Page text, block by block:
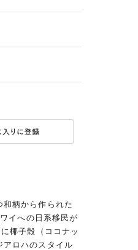
柄から作られた
イへの日系移民が
椰子殻（ココナッ
アロハのスタイル